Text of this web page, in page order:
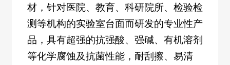
材，针对医院、教育、科研院所、检验检
测等机构的实验室台面而研发的专业性产
品，具有超强的抗强酸、强碱、有机溶剂
等化学腐蚀及抗菌性能，耐刮擦、易清